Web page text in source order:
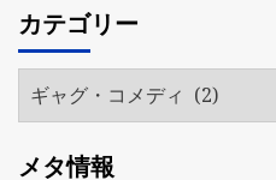
イ
ブ
カテゴリー
リ
メタ情報